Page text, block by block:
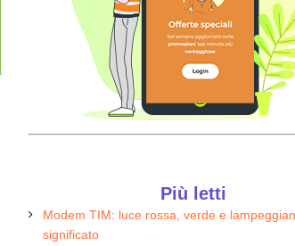
Illumia Wi-FI
22.90 €/MESE
Più letti
Modem TIM: luce rossa, verde e
significato